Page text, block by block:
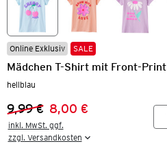
Online Exklusiv SALE
Mädchen T-Shirt mit Front-Print
hellblau
Vorheriger Preis:
9,99 €
Neuer Preis:
8,00 €
inkl. MwSt. ggf.
zzgl. Versandkosten